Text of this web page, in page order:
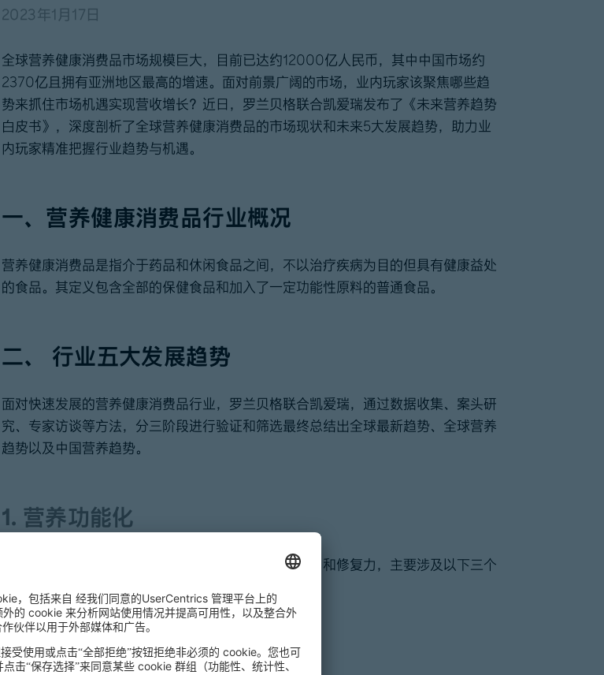
2023年1月17日
全球营养健康消费品市场规模巨大，目前已达约12000亿人民币，其中中国市场约
2370亿且拥有亚洲地区最高的增速。面对前景广阔的市场，业内玩家该聚焦哪些趋
势来抓住市场机遇实现营收增长？近日，罗兰贝格联合凯爱瑞发布了《未来营养趋势
白皮书》，深度剖析了全球营养健康消费品的市场现状和未来5大发展趋势，助力业
内玩家精准把握行业趋势与机遇。
一、营养健康消费品行业概况
营养健康消费品是指介于药品和休闲食品之间，不以治疗疾病为目的但具有健康益处
的食品。其定义包含全部的保健食品和加入了一定功能性原料的普通食品。
二、 行业五大发展趋势
面对快速发展的营养健康消费品行业，罗兰贝格联合凯爱瑞，通过数据收集、案头研
究、专家访谈等方法，分三阶段进行验证和筛选最终总结出全球最新趋势、全球营养
趋势以及中国营养趋势。
1. 营养功能化
营养功能化主要是指利用创新营养配方赋予身体治愈力和修复力，主要涉及以下三个
2. 营养疗愈化